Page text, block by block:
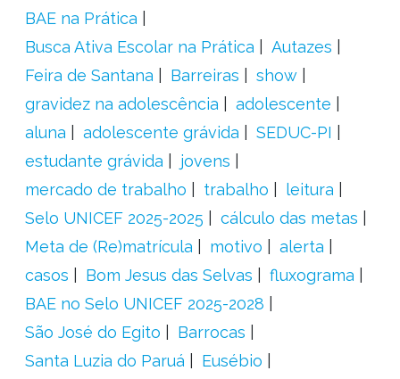
BAE na Prática
Busca Ativa Escolar na Prática
Autazes
Feira de Santana
Barreiras
show
gravidez na adolescência
adolescente
aluna
adolescente grávida
SEDUC-PI
estudante grávida
jovens
mercado de trabalho
trabalho
leitura
Selo UNICEF 2025-2025
cálculo das metas
Meta de (Re)matrícula
motivo
alerta
casos
Bom Jesus das Selvas
fluxograma
BAE no Selo UNICEF 2025-2028
São José do Egito
Barrocas
Santa Luzia do Paruá
Eusébio